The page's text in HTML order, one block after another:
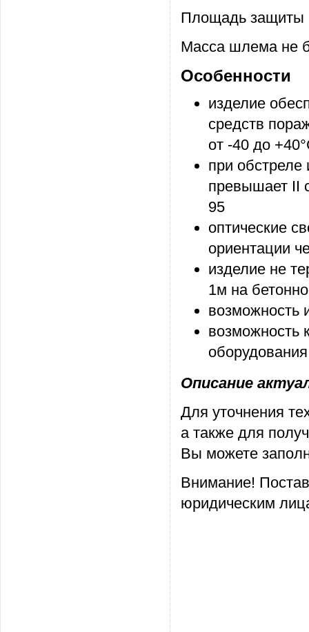
Площадь защиты
Масса шлема не
Особенности
изделие
средств
от -40 до
при обстреле
превышает II
95
оптические
ориентации
изделие не
1м на
возможность
возможность
оборудования
Описание
Для уточнения
а также для
Вы можете
Внимание!
юридическим